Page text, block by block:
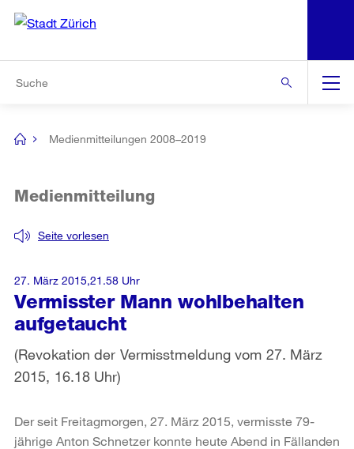
Navigation
[no
Medienmitteilungen 2008–2019
Vermisster Mann wohlbehalten
aufgetaucht
Seite vorlesen
Medienmitteilung
(Revokation der Vermisstmeldung vom 27. März
2015, 16.18 Uhr)
27. März 2015,21.58 Uhr
Der seit Freitagmorgen, 27. März 2015, vermisste 79-
jährige Anton Schnetzer konnte heute Abend in Fällanden